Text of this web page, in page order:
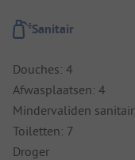
Sanitair
Douches: 4
Afwasplaatsen: 4
Mindervaliden sanitair
Toiletten: 7
Droger